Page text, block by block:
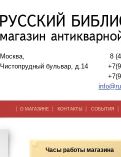
Москва,
Чистопрудный бульвар, д.14
8
| О МАГАЗИНЕ | КОНТАКТЫ | СОБЫТИЯ
Часы работы магазина